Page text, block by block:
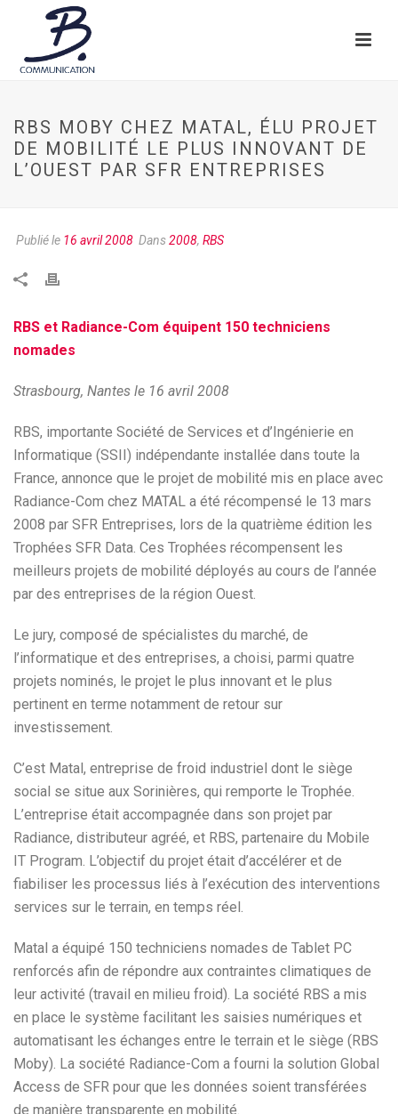
RBS MOBY CHEZ MATAL, ÉLU PROJET
DE MOBILITÉ LE PLUS INNOVANT DE
L’OUEST PAR SFR ENTREPRISES
Publié le 16 avril 2008 Dans2008, RBS
RBS et Radiance-Com équipent 150 techniciens
nomades
Strasbourg, Nantes le 16 avril 2008
RBS, importante Société de Services et d’Ingénierie en
Informatique (SSII) indépendante installée dans toute la
France, annonce que le projet de mobilité mis en place avec
Radiance-Com chez MATAL a été récompensé le 13 mars
2008 par SFR Entreprises, lors de la quatrième édition les
Trophées SFR Data. Ces Trophées récompensent les
meilleurs projets de mobilité déployés au cours de l’année
par des entreprises de la région Ouest.
Le jury, composé de spécialistes du marché, de
l’informatique et des entreprises, a choisi, parmi quatre
projets nominés, le projet le plus innovant et le plus
pertinent en terme notamment de retour sur
investissement.
C’est Matal, entreprise de froid industriel dont le siège
social se situe aux Sorinières, qui remporte le Trophée.
L’entreprise était accompagnée dans son projet par
Radiance, distributeur agréé, et RBS, partenaire du Mobile
IT Program. L’objectif du projet était d’accélérer et de
fiabiliser les processus liés à l’exécution des interventions
services sur le terrain, en temps réel.
Matal a équipé 150 techniciens nomades de Tablet PC
renforcés afin de répondre aux contraintes climatiques de
leur activité (travail en milieu froid). La société RBS a mis
en place le système facilitant les saisies numériques et
automatisant les échanges entre le terrain et le siège (RBS
Moby). La société Radiance-Com a fourni la solution Global
Access de SFR pour que les données soient transférées
de manière transparente en mobilité.